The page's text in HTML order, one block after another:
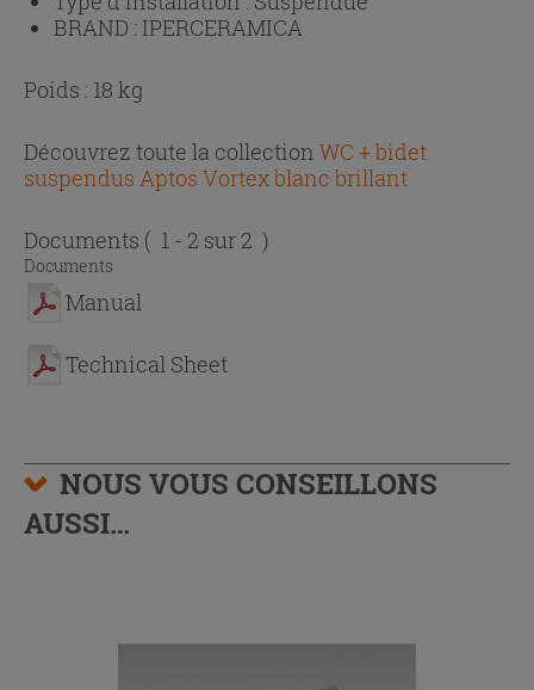
BRAND : IPERCERAMICA
Poids : 18 kg
Découvrez toute la collection WC + bidet
suspendus Aptos Vortex blanc brillant
Documents ( 1 - 2 sur 2 )
Documents
Manual
Technical Sheet
NOUS VOUS CONSEILLONS
AUSSI…